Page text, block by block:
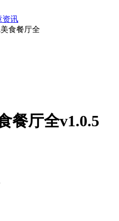
资讯
食餐厅全
餐厅全v1.0.5